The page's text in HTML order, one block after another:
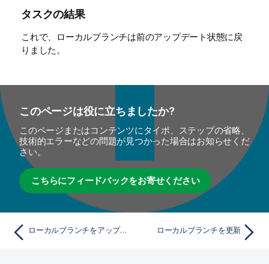
タスクの結果
これで、ローカルブランチは前のアップデート状態に戻
りました。
このページは役に立ちましたか?
このページまたはコンテンツにタイポ、ステップの省略、
技術的エラーなどの問題が見つかった場合はお知らせくだ
さい。
こちらにフィードバックをお寄せください
ローカルブランチをアップデート ローカルブランチを更新